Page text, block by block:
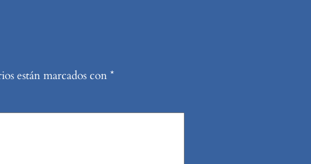
están marcados con*